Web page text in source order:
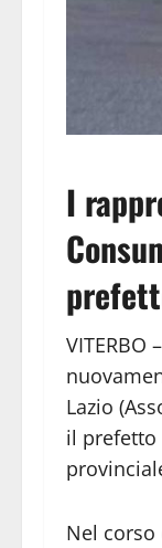
I
VITERBO
Lazio
il prefetto
Nel